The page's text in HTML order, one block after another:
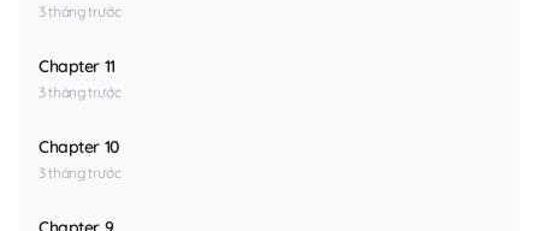
3 tháng trước
Chapter 11
3 tháng trước
Chapter 10
3 tháng trước